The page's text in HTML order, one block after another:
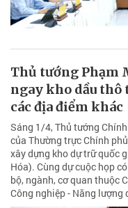
Thủ tướng Phạm
ngay kho dầu thô
các địa điểm khác
Sáng 1/4, Thủ tướng
của Thường trực Chính
xây dựng kho dự trữ quốc
Hóa). Cùng dự cuộc họp
bộ, ngành, cơ quan thuộc
Công nghiệp - Năng